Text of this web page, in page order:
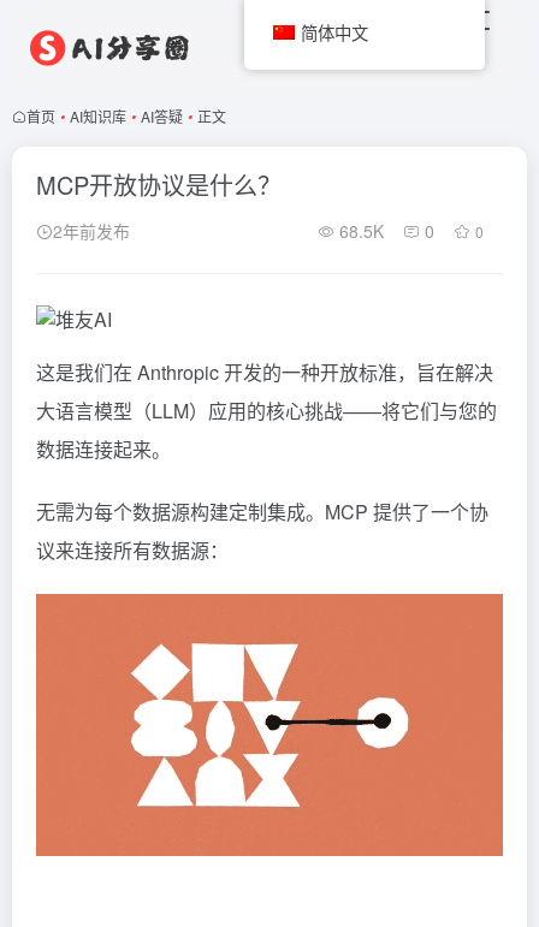
首页 • AI知识库 • AI答疑 • 正文
MCP开放协议是什么？
2年前发布 68.5K 0 0
这是我们在 Anthropic开发的一种开放标准，旨在解决
大语言模型（LLM）应用的核心挑战——将它们与您的
数据连接起来。
无需为每个数据源构建定制集成。MCP 提供了一个协
议来连接所有数据源：
简体中文